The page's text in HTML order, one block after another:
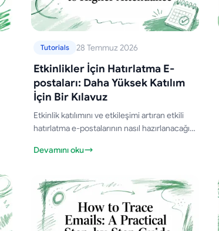
Tutorials 28 Temmuz 2026
Etkinlikler İçin Hatırlatma E-
postaları: Daha Yüksek Katılım
İçin Bir Kılavuz
Etkinlik katılımını ve etkileşimi artıran etkili
hatırlatma e-postalarının nasıl hazırlanacağını
Devamını oku